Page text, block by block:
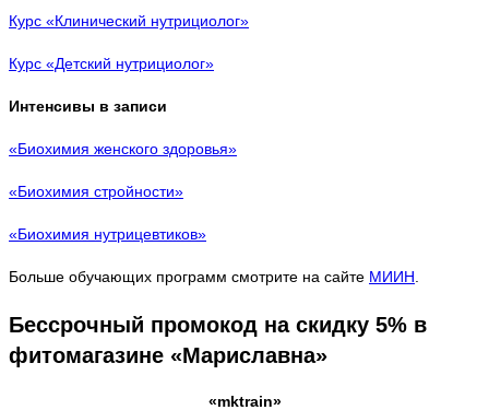
Курс «Клинический нутрициолог»
Курс «Детский нутрициолог»
Интенсивы в записи
«Биохимия женского здоровья»
«Биохимия стройности»
«Биохимия нутрицевтиков»
Больше обучающих программ смотрите на сайте МИИН.
Бессрочный промокод на скидку 5% в
фитомагазине «Мариславна»
«mktrain»